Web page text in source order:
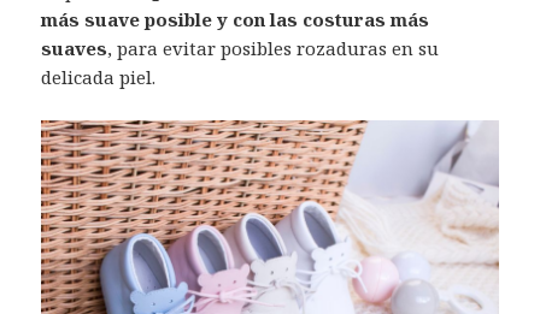
más suave posible y con las costuras más
suaves, para evitar posibles rozaduras en su
delicada piel.